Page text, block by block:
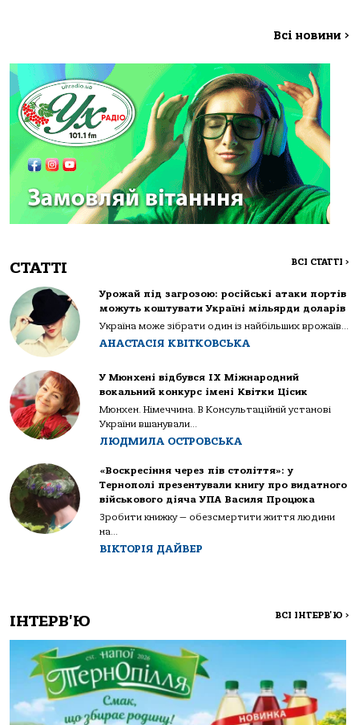
Всі новини >
СТАТТІ ВСІ СТАТТІ >
Урожай під загрозою: російські атаки портів
можуть коштувати Україні мільярди доларів
Україна може зібрати один із найбільших врожаїв...
АНАСТАСІЯ КВІТКОВСЬКА
У Мюнхені відбувся IX Міжнародний
вокальний конкурс імені Квітки Цісик
Мюнхен. Німеччина. В Консультаційній установі
України вшанували...
ЛЮДМИЛА ОСТРОВСЬКА
«Воскресіння через пів століття»: у
Тернополі презентували книгу про видатного
військового діяча УПА Василя Процюка
Зробити книжку — обезсмертити життя людини
на...
ВІКТОРІЯ ДАЙВЕР
ІНТЕРВ'Ю ВСІ ІНТЕРВ'Ю >